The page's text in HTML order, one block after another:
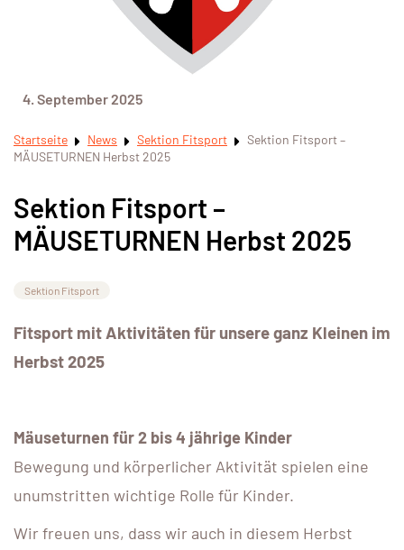
4. September 2025
Startseite News Sektion Fitsport
Sektion Fitsport –
MÄUSETURNEN Herbst 2025
Sektion Fitsport –
MÄUSETURNEN Herbst 2025
Sektion Fitsport
Fitsport mit Aktivitäten für unsere ganz Kleinen im
Herbst 2025
Mäuseturnen für 2 bis 4 jährige Kinder
Bewegung und körperlicher Aktivität spielen eine
unumstritten wichtige Rolle für Kinder.
Wir freuen uns, dass wir auch in diesem Herbst